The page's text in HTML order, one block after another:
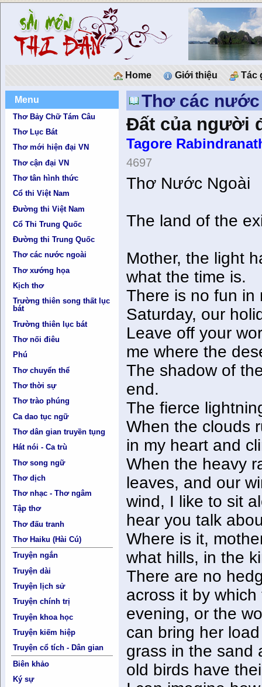
Home Giới thiệu Tác
Menu
Thơ Bảy Chữ Tám Câu
Thơ Lục Bát
Thơ mới hiện đại VN
Thơ cận đại VN
Thơ tân hình thức
Cổ thi Việt Nam
Đường thi Việt Nam
Cổ Thi Trung Quốc
Đường thi Trung Quốc
Thơ các nước ngoài
Thơ xướng họa
Kịch thơ
Trường thiên song thất lục
bát
Trường thiên lục bát
Thơ nối điêu
Phú
Thơ chuyển thể
Thơ thời sự
Thơ trào phúng
Ca dao tục ngữ
Thơ dân gian truyền tụng
Hát nói - Ca trù
Thơ song ngữ
Thơ dịch
Thơ nhạc - Thơ ngâm
Tập thơ
Thơ đấu tranh
Thơ Haiku (Hài Cú)
Truyện ngắn
Truyện dài
Truyện lịch sử
Truyện chính trị
Truyện khoa học
Truyện kiếm hiệp
Truyện cổ tích - Dân gian
Biên khảo
Ký sự
Thơ các
Ðất của người
Tagore
4697
Thơ Nước Ngoài
The land of the
Mother, the light
what the time is.
There is no fun in
Saturday, our
Leave off your
me where the
The shadow of
end.
The fierce
When the clouds
in my heart and
When the heavy
leaves, and our
wind, I like to sit
hear you talk
Where is it,
what hills, in the
There are no
across it by
evening, or the
can bring her
grass in the sand
old birds have